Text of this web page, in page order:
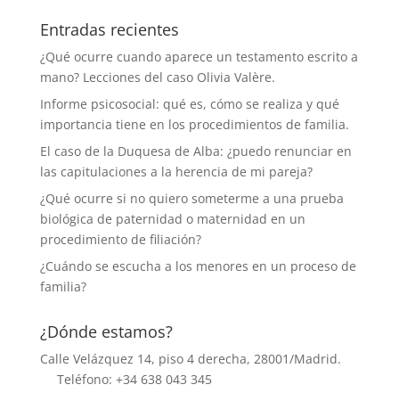
Entradas recientes
¿Qué ocurre cuando aparece un testamento escrito a
mano? Lecciones del caso Olivia Valère.
Informe psicosocial: qué es, cómo se realiza y qué
importancia tiene en los procedimientos de familia.
El caso de la Duquesa de Alba: ¿puedo renunciar en
las capitulaciones a la herencia de mi pareja?
¿Qué ocurre si no quiero someterme a una prueba
biológica de paternidad o maternidad en un
procedimiento de filiación?
¿Cuándo se escucha a los menores en un proceso de
familia?
¿Dónde estamos?
Calle Velázquez 14, piso 4 derecha, 28001/Madrid.
Teléfono: +34 638 043 345